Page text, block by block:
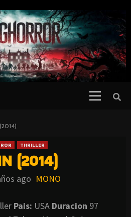
THRILLER
(2014)
ago MONO
Pais: USA Duracion 97